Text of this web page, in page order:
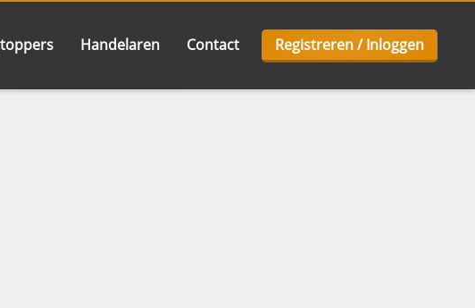
Handelaren Contact Registreren / Inloggen